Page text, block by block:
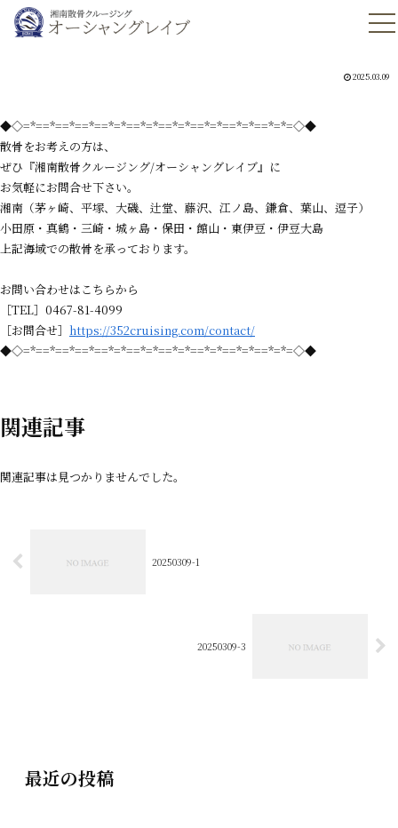
2025.03.09
◆◇=*==*==*==*==*=*==*=*==*=*==*=*==*=*==*=*=◇◆
散骨をお考えの方は、
ぜひ『湘南散骨クルージング/オーシャングレイブ』に
お気軽にお問合せ下さい。
湘南（茅ヶ崎、平塚、大磯、辻堂、藤沢、江ノ島、鎌倉、葉山、逗子）
小田原・真鶴・三崎・城ヶ島・保田・館山・東伊豆・伊豆大島
上記海域での散骨を承っております。
お問い合わせはこちらから
［TEL］0467-81-4099
［お問合せ］ https://352cruising.com/contact/
◆◇=*==*==*==*==*=*==*=*==*=*==*=*==*=*==*=*=◇◆
関連記事
関連記事は見つかりませんでした。
20250309-1
20250309-3
最近の投稿